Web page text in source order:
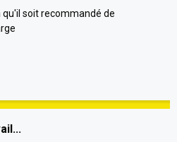
qu'il soit recommandé de